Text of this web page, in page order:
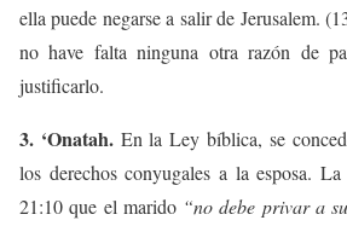
ella puede negarse a salir de Jerusalem.
no have falta ninguna otra razón de
justificarlo.
3. ‘Onatah.En la Ley bíblica, se
los derechos conyugales a la esposa.
21:10 que el marido “no debe privar a